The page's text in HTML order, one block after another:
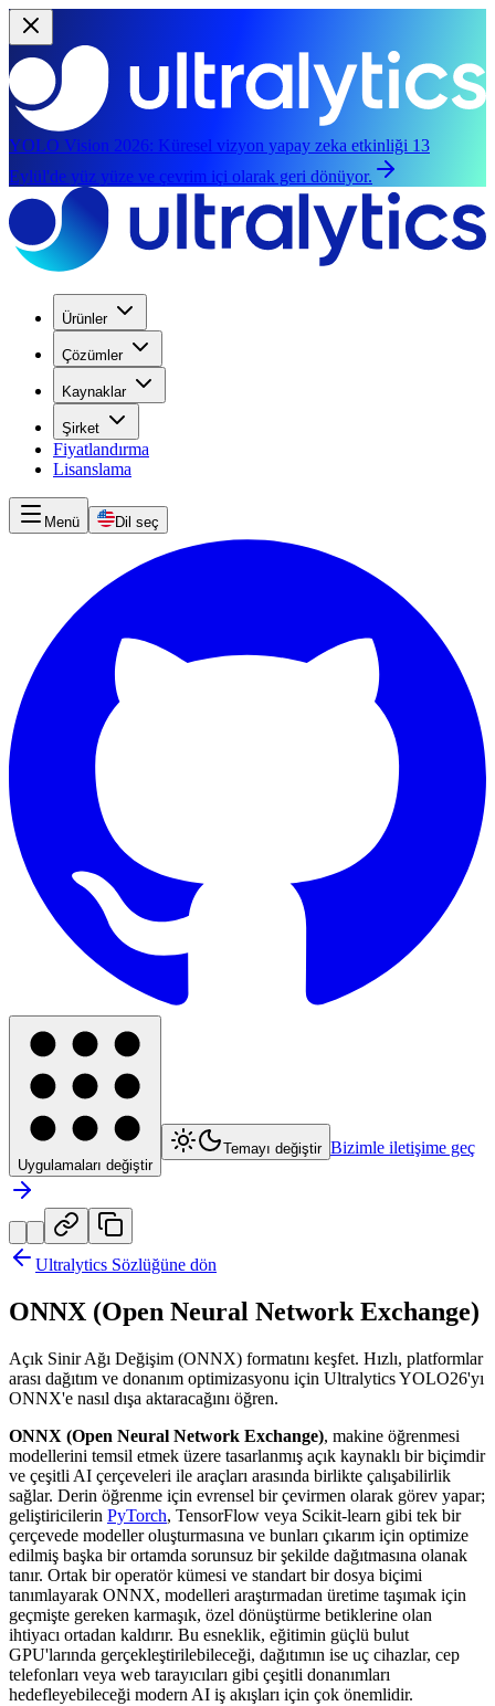
YOLO Vision 2026: Küresel vizyon yapay zeka etkinliği 13
Eylül'de yüz yüze ve çevrim içi olarak geri dönüyor.
Ürünler
Çözümler
Kaynaklar
Şirket
Fiyatlandırma
Lisanslama
Menü Dil seç
Uygulamaları değiştir
Temayı değiştir Bizimle iletişime geç
Ultralytics Sözlüğüne dön
ONNX (Open Neural Network Exchange)
Açık Sinir Ağı Değişim (ONNX) formatını keşfet. Hızlı, platformlar
arası dağıtım ve donanım optimizasyonu için Ultralytics YOLO26'yı
ONNX'e nasıl dışa aktaracağını öğren.
ONNX (Open Neural Network Exchange), makine öğrenmesi
modellerini temsil etmek üzere tasarlanmış açık kaynaklı bir biçimdir
ve çeşitli AI çerçeveleri ile araçları arasında birlikte çalışabilirlik
sağlar. Derin öğrenme için evrensel bir çevirmen olarak görev yapar;
geliştiricilerin PyTorch, TensorFlow veya Scikit-learn gibi tek bir
çerçevede modeller oluşturmasına ve bunları çıkarım için optimize
edilmiş başka bir ortamda sorunsuz bir şekilde dağıtmasına olanak
tanır. Ortak bir operatör kümesi ve standart bir dosya biçimi
tanımlayarak ONNX, modelleri araştırmadan üretime taşımak için
geçmişte gereken karmaşık, özel dönüştürme betiklerine olan
ihtiyacı ortadan kaldırır. Bu esneklik, eğitimin güçlü bulut
GPU'larında gerçekleştirilebileceği, dağıtımın ise uç cihazlar, cep
telefonları veya web tarayıcıları gibi çeşitli donanımları
hedefleyebileceği modern AI iş akışları için çok önemlidir.